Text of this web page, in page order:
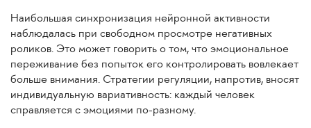
Наибольшая синхронизация нейронной активности
наблюдалась при свободном просмотре негативных
роликов. Это может говорить о том, что эмоциональное
переживание без попыток его контролировать вовлекает
больше внимания. Стратегии регуляции, напротив, вносят
индивидуальную вариативность: каждый человек
справляется с эмоциями по-разному.